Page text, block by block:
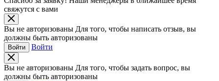
свяжутся с вами
Вы не авторизованы Для того, чтобы написать отзыв, вы
должны быть авторизованы
Войти Войти
Вы не авторизованы Для того, чтобы задать вопрос, вы
должны быть авторизованы